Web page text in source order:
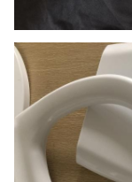
বেল্ট
মাত্রা
3000
মিমি × 4
টেবিল